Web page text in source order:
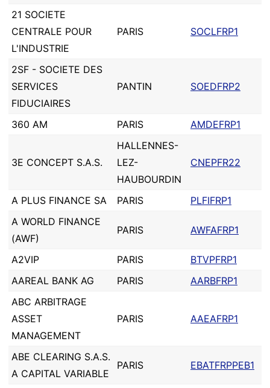
21 SOCIETE
CENTRALE POUR
L'INDUSTRIE
PARIS SOCLFRP1
2SF - SOCIETE DES
SERVICES
FIDUCIAIRES
PANTIN SOEDFRP2
360 AM PARIS AMDEFRP1
3E CONCEPT S.A.S.
HALLENNES-
LEZ-
HAUBOURDIN
CNEPFR22
A PLUS FINANCE SA PARIS
PLFIFRP1
A WORLD FINANCE
(AWF)
PARIS AWFAFRP1
A2VIP PARIS
BTVPFRP1
AAREAL BANK AG
PARIS
AARBFRP1
ABC ARBITRAGE
ASSET
MANAGEMENT
PARIS AAEAFRP1
ABE CLEARING S.A.S.
A CAPITAL VARIABLE
PARIS EBATFRPPEB1